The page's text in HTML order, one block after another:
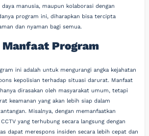
manusia, maupun kolaborasi dengan
program ini, diharapkan bisa tercipta
dan nyaman bagi semua.
Manfaat Program
ini adalah untuk mengurangi angka kejahatan
kepolisian terhadap situasi darurat. Manfaat
dirasakan oleh masyarakat umum, tetapi
keamanan yang akan lebih siap dalam
Misalnya, dengan memanfaatkan
yang terhubung secara langsung dengan
dapat merespons insiden secara lebih cepat dan